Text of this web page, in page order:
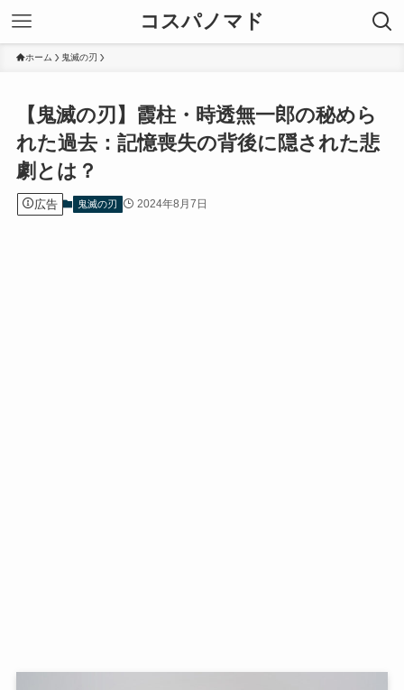
コスパノマド
ホーム 鬼滅の刃
【鬼滅の刃】霞柱・時透無一郎の秘めら
れた過去：記憶喪失の背後に隠された悲
劇とは？
広告 鬼滅の刃 2024年8月7日